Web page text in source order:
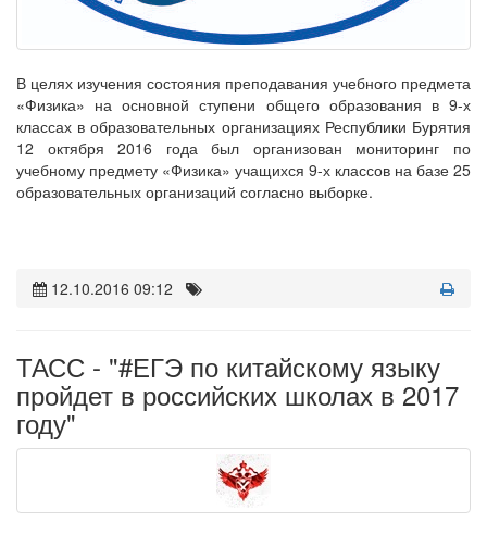
В целях изучения состояния преподавания учебного предмета
«Физика» на основной ступени общего образования в 9-х
классах в образовательных организациях Республики Бурятия
12 октября 2016 года был организован мониторинг по
учебному предмету «Физика» учащихся 9-х классов на базе 25
образовательных организаций согласно выборке.
12.10.2016 09:12
ТАСС - "#ЕГЭ по китайскому языку
пройдет в российских школах в 2017
году"